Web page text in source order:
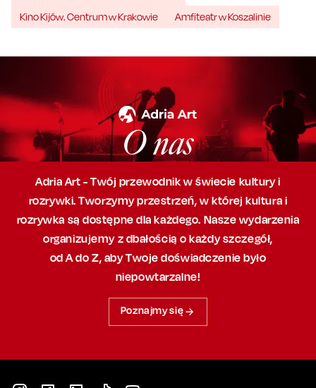
Kino Kijów. Centrum w Krakowie
Amfiteatr w Koszalinie
O nas
Adria Art - Twój przewodnik w świecie kultury i
rozrywki. Tworzymy przestrzeń,w której kultura i
rozrywka są dostępne dla każdego. Nasze wydarzenia
organizujemy z dbałością o każdy szczegół,
od A do Z, abyTwoje doświadczenie było
niepowtarzalne!
Poznajmy się